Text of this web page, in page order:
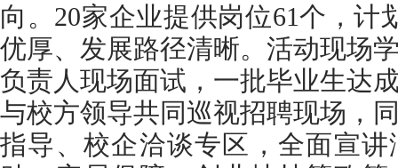
向。20家企业提供岗位61个，计
优厚、发展路径清晰。活动现场
负责人现场面试，一批毕业生达
与校方领导共同巡视招聘现场，
指导、校企洽谈专区，全面宣